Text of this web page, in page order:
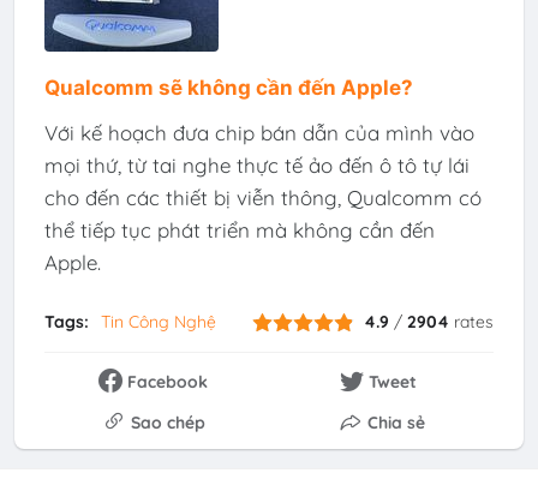
Qualcomm sẽ không cần đến Apple?
Với kế hoạch đưa chip bán dẫn của mình vào
mọi thứ, từ tai nghe thực tế ảo đến ô tô tự lái
cho đến các thiết bị viễn thông, Qualcomm có
thể tiếp tục phát triển mà không cần đến
Apple.
Tags: Tin Công Nghệ 4.9 /2904 rates
Facebook
Tweet
Sao chép
Chia sẻ